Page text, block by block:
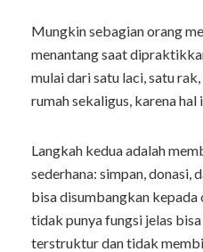
Mungkin sebagian orang
menantang saat
mulai dari satu laci, satu
rumah sekaligus, karena
Langkah kedua adalah
sederhana: simpan, donasi,
bisa disumbangkan
tidak punya fungsi jelas
terstruktur dan tidak